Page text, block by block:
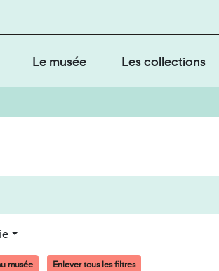
Le musée Les collections
musée Enlever tous les filtres